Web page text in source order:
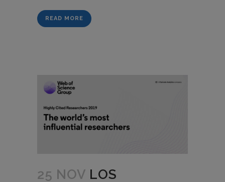
READ MORE
25 NOV LOS